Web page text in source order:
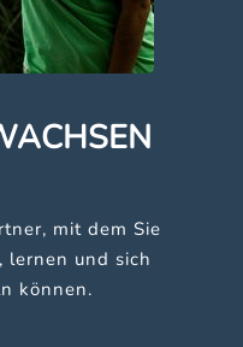
mit dem Sie
lernen und sich
können.